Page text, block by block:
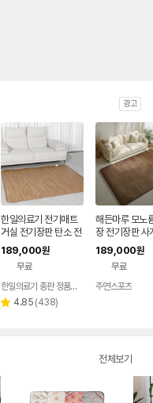
광고
한일의료기 전기매트
거실 전기장판 탄소 전
자파없는 그래핀 카본
카페트 대형(분리난
방), 230x183cm, 쪽
마루
189,000원
무료
한일의료기 총판 정품스토어
별 4.85 리
(438)
해든마루 모노
장 전기장판 사
클래식 슈퍼특
189,000원
무료
주연스포츠
전체보기